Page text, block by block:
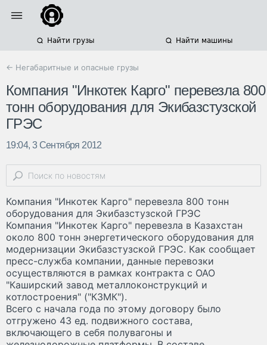
Найти грузы Найти машины
← Негабаритные и опасные грузы
Компания "Инкотек Карго" перевезла 800
тонн оборудования для Экибазстузской
ГРЭС
19:04, 3 Сентября 2012
Компания "Инкотек Карго" перевезла 800 тонн
оборудования для Экибазстузской ГРЭС
Компания "Инкотек Карго" перевезла в Казахстан
около 800 тонн энергетического оборудования для
модернизации Экибазстузской ГРЭС. Как сообщает
пресс-служба компании, данные перевозки
осуществляются в рамках контракта с ОАО
"Каширский завод металлоконструкций и
котлостроения" ("КЗМК").
Всего с начала года по этому договору было
отгружено 43 ед. подвижного состава,
включающего в себя полувагоны и